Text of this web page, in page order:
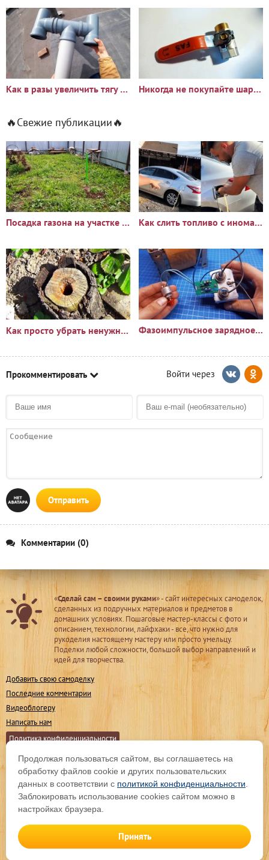
Как в разы увеличить тягу вентиляции в гараже или погребе Никогда не покупайте шаровые краны не проверив по моей
🔥Свежие публикации🔥
Посадка газона на участке с сорняками: опыт и результаты Как слить топливо с иномарки через горловину бака
Как просто убрать ненужный пень?🪵 Фазоимпульсное зарядное устройство своими руками
Прокомментировать
Отправить
Комментарии (0)
«Сделай сам – своими руками» - сайт интересных самоделок,
сделанных из подручных материалов и предметов в
домашних условиях. Пошаговые мастер-классы с фото и
описанием, технологии, лайфхаки - все, что нужно для
рукоделия настоящему мастеру или просто умельцу.
Поделки любой сложности, большой выбор направлений и
идей для творчества.
Добавить свою самоделку
Последние комментарии
Видеоблогеру
Написать нам
Политика конфиденциальности
Мы в соц. сетях
Подпишитесь на обновления
© sdelaysam-svoimirukami.ru, 2009 -
Продолжая пользоваться сайтом, вы соглашаетесь на
обработку файлов cookie и других пользовательских
данных в соответствии с политикой конфиденциальности
Заблокировать использование cookies сайтом можно в
настройках браузера.
Принять